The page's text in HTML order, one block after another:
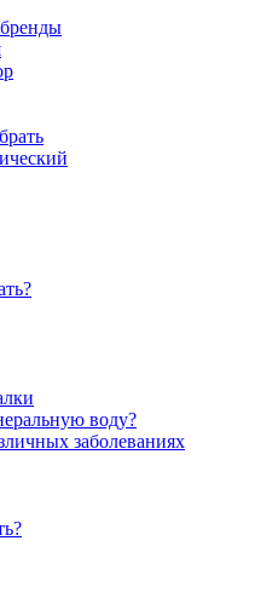
воду?
заболеваниях